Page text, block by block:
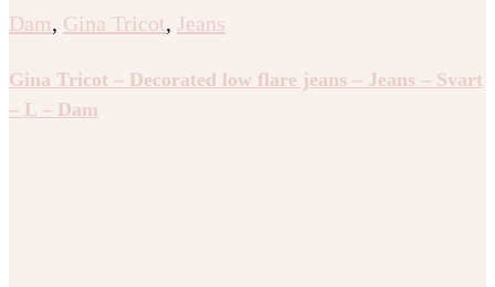
Dam, Gina Tricot, Jeans
Gina Tricot – Decorated low flare jeans – Jeans – Svart
– L – Dam